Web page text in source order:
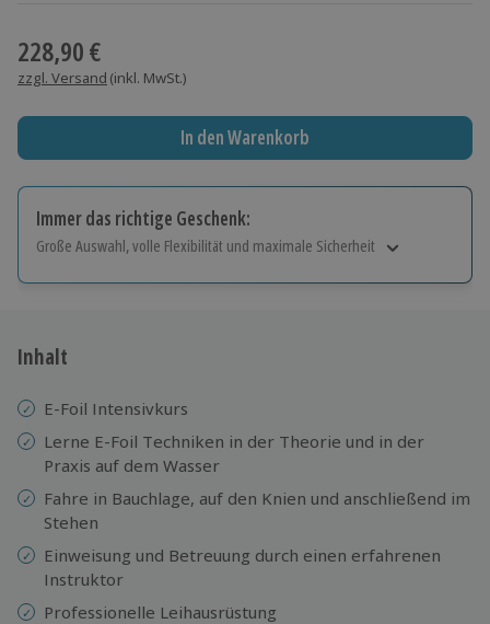
228,90 €
zzgl. Versand (inkl. MwSt.)
In den Warenkorb
Immer das richtige Geschenk:
Große Auswahl, volle Flexibilität und maximale Sicherheit
Jeder Gutschein für alle Erlebnisse einlösbar.
Inhalt
E-Foil Intensivkurs
Lerne E-Foil Techniken in der Theorie und in der
Praxis auf dem Wasser
Fahre in Bauchlage, auf den Knien und anschließend im
Stehen
Einweisung und Betreuung durch einen erfahrenen
Instruktor
Professionelle Leihausrüstung